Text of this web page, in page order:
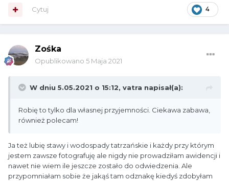
4
Cytuj
Zośka
Opublikowano 5 Maja 2021
W dniu 5.05.2021 o 15:12, vatra napisał(a):
Robię to tylko dla własnej przyjemności. Ciekawa zabawa,
również polecam!
Ja też lubię stawy i wodospady tatrzańskie i każdy przy którym
jestem zawsze fotografuję ale nigdy nie prowadziłam awidencji i
nawet nie wiem ile jeszcze zostało do odwiedzenia. Ale
przypomniałam sobie że jakąś tam odznakę kiedyś zdobyłam